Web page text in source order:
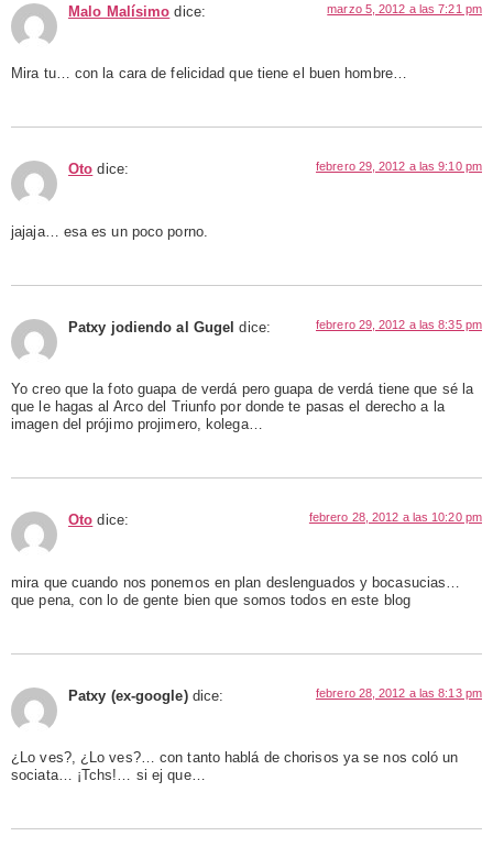
Malo Malísimo dice: marzo 5, 2012 a las 7:21 pm
Mira tu… con la cara de felicidad que tiene el buen hombre…
Oto dice: febrero 29, 2012 a las 9:10 pm
jajaja… esa es un poco porno.
Patxy jodiendo al Gugel dice: febrero 29, 2012 a las 8:35 pm
Yo creo que la foto guapa de verdá pero guapa de verdá tiene que sé la
que le hagas al Arco del Triunfo por donde te pasas el derecho a la
imagen del prójimo projimero, kolega…
Oto dice: febrero 28, 2012 a las 10:20 pm
mira que cuando nos ponemos en plan deslenguados y bocasucias…
que pena, con lo de gente bien que somos todos en este blog
Patxy (ex-google) dice: febrero 28, 2012 a las 8:13 pm
¿Lo ves?, ¿Lo ves?… con tanto hablá de chorisos ya se nos coló un
sociata… ¡Tchs!… si ej que…